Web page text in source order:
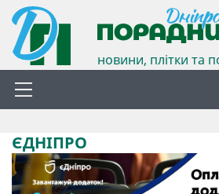
новини, плітки та
ЄДНІПРО